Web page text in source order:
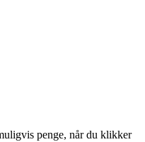
penge, når du klikker